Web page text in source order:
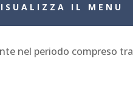
IL MENU
nel periodo compreso